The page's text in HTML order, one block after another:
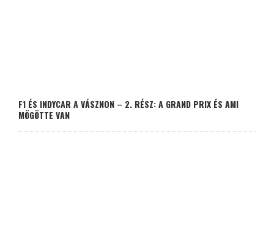
F1 ÉS INDYCAR A VÁSZNON – 2. RÉSZ: A GRAND PRIX ÉS AMI
MÖGÖTTE VAN